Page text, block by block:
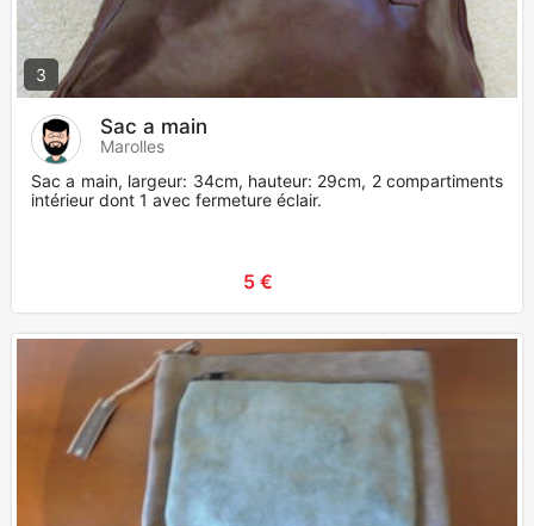
3
Sac a main
Marolles
Sac a main, largeur: 34cm, hauteur: 29cm, 2 compartiments
intérieur dont 1 avec fermeture éclair.
5 €